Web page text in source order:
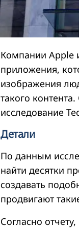
Компании Apple
приложения,
изображения
такого
исследование
Детали
По данным
найти десятки
создавать
продвигают
Согласно